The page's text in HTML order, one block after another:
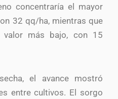
concentraría el mayor
32 qq/ha, mientras que
valor más bajo, con 15
el avance mostró
entre cultivos. El sorgo